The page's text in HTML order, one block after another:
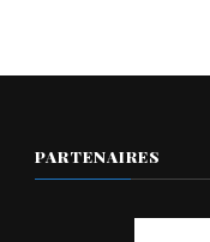
PARTENAIRES